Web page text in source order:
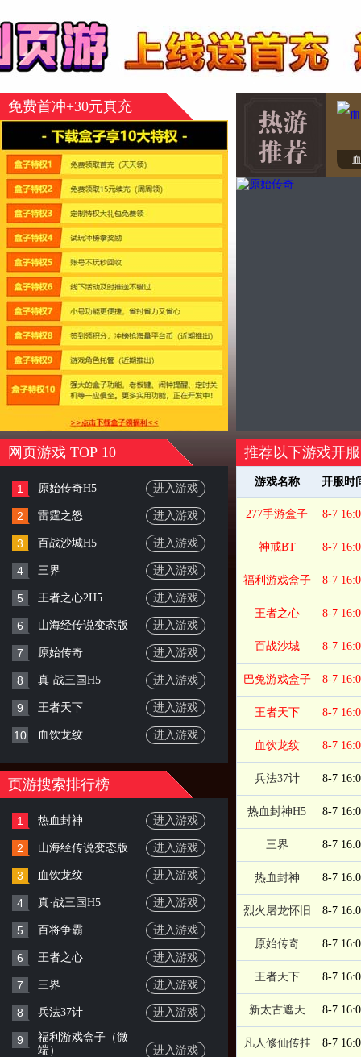
免费首冲+30元真充
网页游戏 TOP 10
1 原始传奇H5 进入游戏
2 雷霆之怒 进入游戏
3 百战沙城H5 进入游戏
4 三界 进入游戏
5 王者之心2H5 进入游戏
6 山海经传说变态版 进入游戏
7 原始传奇 进入游戏
8 真·战三国H5 进入游戏
9 王者天下 进入游戏
10 血饮龙纹 进入游戏
页游搜索排行榜
1 热血封神 进入游戏
2 山海经传说变态版 进入游戏
3 血饮龙纹 进入游戏
4 真·战三国H5 进入游戏
5 百将争霸 进入游戏
6 王者之心 进入游戏
7 三界 进入游戏
8 兵法37计 进入游戏
9
福利游戏盒子（微
端）
进入游戏
推荐以下游戏开服
游戏名称 开服时
277手游盒子 8-7
神戒BT 8-7
福利游戏盒子 8-7
王者之心 8-7
百战沙城 8-7
巴兔游戏盒子 8-7
王者天下 8-7
血饮龙纹 8-7
兵法37计 8-7
热血封神H5 8-7
三界 8-7
热血封神 8-7
烈火屠龙怀旧 8-7
原始传奇 8-7
王者天下 8-7
新太古遮天 8-7
凡人修仙传挂 8-7